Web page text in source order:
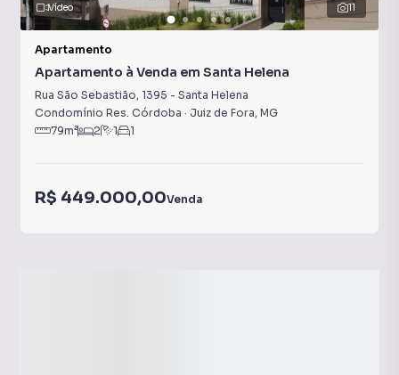
11
Vídeo
Apartamento
Apartamento à Venda em Santa Helena
Rua São Sebastião, 1395 - Santa Helena
Condomínio Res. Córdoba · Juiz de Fora, MG
79m² 2 1 1
R$ 449.000,00Venda